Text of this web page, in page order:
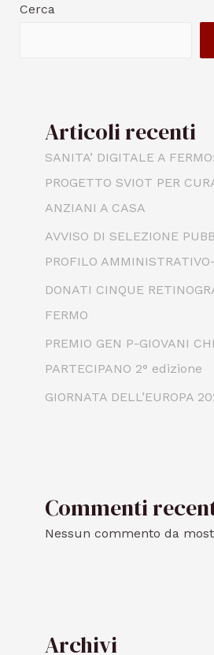
Cerca
Articoli recenti
SANITA’ DIGITALE A
PROGETTO SVIOT PER
ANZIANI A CASA
AVVISO DI SELEZIONE
PROFILO
DONATI CINQUE
FERMO
PREMIO GEN P-GIOVANI
PARTECIPANO 2° edizione
GIORNATA DELL’EUROPA
Commenti
Nessun commento da
Archivi